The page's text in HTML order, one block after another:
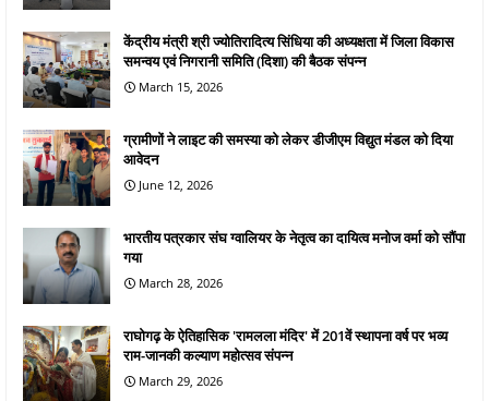
केंद्रीय मंत्री श्री ज्योतिरादित्य सिंधिया की अध्यक्षता में जिला विकास
समन्वय एवं निगरानी समिति (दिशा) की बैठक संपन्न
March 15, 2026
ग्रामीणों ने लाइट की समस्या को लेकर डीजीएम विद्युत मंडल को दिया
आवेदन
June 12, 2026
भारतीय पत्रकार संघ ग्वालियर के नेतृत्व का दायित्व मनोज वर्मा को सौंपा
गया
March 28, 2026
राघोगढ़ के ऐतिहासिक 'रामलला मंदिर' में 201वें स्थापना वर्ष पर भव्य
राम-जानकी कल्याण महोत्सव संपन्न
March 29, 2026